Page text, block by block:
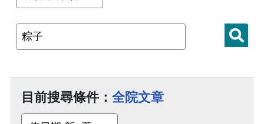
目前搜尋條件： 全院文章